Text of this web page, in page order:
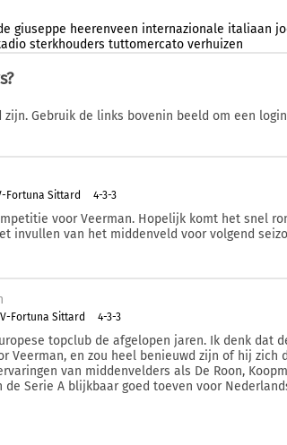
giuseppe heerenveen internazionale italiaan
sterkhouders tuttomercato verhuizen
Gebruik de links bovenin beeld om een
Fortuna Sittard 4-3-3
voor Veerman. Hopelijk komt het snel
invullen van het middenveld voor volgend
Fortuna Sittard 4-3-3
topclub de afgelopen jaren. Ik denk dat
Veerman, en zou heel benieuwd zijn of hij zich
van middenvelders als De Roon,
Serie A blijkbaar goed toeven voor